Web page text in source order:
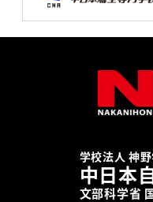
学校法人 神
中日本
文部科学省